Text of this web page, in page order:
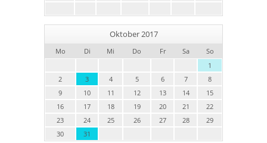
Oktober 2017
Mo Di Mi Do Fr Sa
So
1
2
3 4 5 6 7
8
9
10 11 12 13 14
15
16
17 18 19 20 21
22
23
24 25 26 27 28
29
30
31